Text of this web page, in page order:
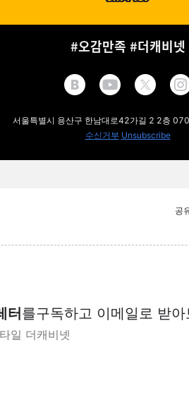
#오감만족 #더캐비넷
서울특별시 용산구 한남대로42가길 2 2층
수신거부 Unsubscribe
공
터를구독하고 이메일로 받아
일 더캐비넷